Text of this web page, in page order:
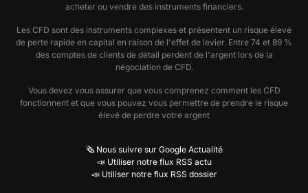
acheter ou vendre des instruments financiers.
Les CFD sont des instruments complexes et présentent un risque élevé
de perte rapide en capital en raison de l'effet de levier. Entre 74 et 89 %
des comptes de clients de détail perdent de l'argent lors de la
négociation de CFD.
Vous devez vous assurer que vous comprenez comment les CFD
fonctionnent et que vous pouvez vous permettre de prendre le risque
élevé de perdre votre argent
🗞️ Nous suivre sur Google Actualité
📣 Utiliser notre flux RSS actu
📣 Utiliser notre flux RSS dossier